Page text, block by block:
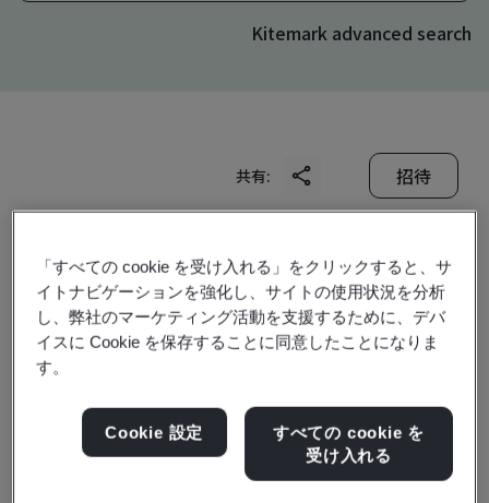
Kitemark advanced search
共有: 招待
Yantai Changxin Seal
Products Co., Ltd.
「すべての cookie を受け入れる」をクリックすると、サ
イトナビゲーションを強化し、サイトの使用状況を分析
し、弊社のマーケティング活動を支援するために、デバ
イスに Cookie を保存することに同意したことになりま
す。
Cookie 設定
すべての cookie を
受け入れる